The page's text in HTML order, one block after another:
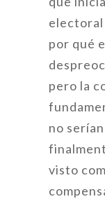
por qué
pero la
no
visto